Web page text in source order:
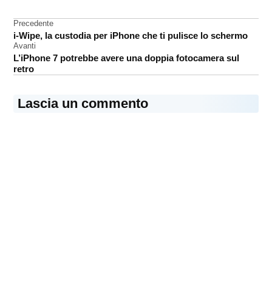
Navigazione
articoli
Precedente
i-Wipe, la custodia per iPhone che ti pulisce lo schermo
Avanti
L’iPhone 7 potrebbe avere una doppia fotocamera sul
retro
Lascia un commento